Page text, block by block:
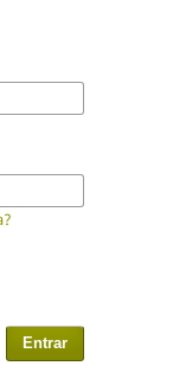
Entrar